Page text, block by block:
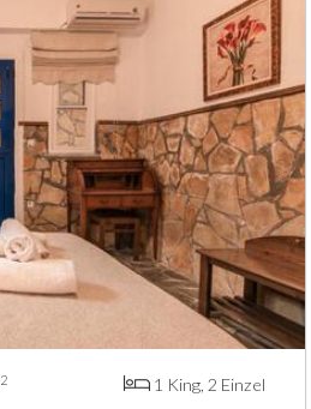
2 1 King, 2 Einzel